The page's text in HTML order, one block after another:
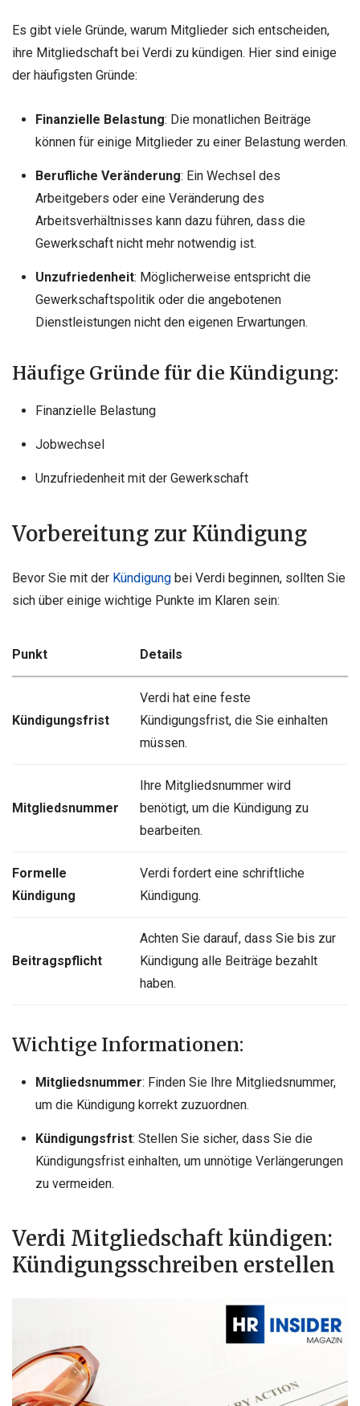
Es gibt viele Gründe, warum Mitglieder sich entscheiden,
ihre Mitgliedschaft bei Verdi zu kündigen. Hier sind einige
der häufigsten Gründe:
Finanzielle Belastung: Die monatlichen Beiträge
können für einige Mitglieder zu einer Belastung werden.
Berufliche Veränderung: Ein Wechsel des
Arbeitgebers oder eine Veränderung des
Arbeitsverhältnisses kann dazu führen, dass die
Gewerkschaft nicht mehr notwendig ist.
Unzufriedenheit: Möglicherweise entspricht die
Gewerkschaftspolitik oder die angebotenen
Dienstleistungen nicht den eigenen Erwartungen.
Häufige Gründe für die Kündigung:
Finanzielle Belastung
Jobwechsel
Unzufriedenheit mit der Gewerkschaft
Vorbereitung zur Kündigung
Bevor Sie mit der Kündigung bei Verdi beginnen, sollten Sie
sich über einige wichtige Punkte im Klaren sein:
Punkt Details
Kündigungsfrist
Verdi hat eine feste
Kündigungsfrist, die Sie einhalten
müssen.
Mitgliedsnummer
Ihre Mitgliedsnummer wird
benötigt, um die Kündigung zu
bearbeiten.
Formelle
Kündigung
Verdi fordert eine schriftliche
Kündigung.
Beitragspflicht
Achten Sie darauf, dass Sie bis zur
Kündigung alle Beiträge bezahlt
haben.
Wichtige Informationen:
Mitgliedsnummer: Finden Sie Ihre Mitgliedsnummer,
um die Kündigung korrekt zuzuordnen.
Kündigungsfrist: Stellen Sie sicher, dass Sie die
Kündigungsfrist einhalten, um unnötige Verlängerungen
zu vermeiden.
Verdi Mitgliedschaft kündigen:
Kündigungsschreiben erstellen